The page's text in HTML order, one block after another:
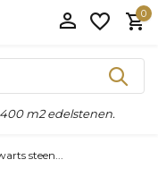
0
m2 edelstenen.
steen...